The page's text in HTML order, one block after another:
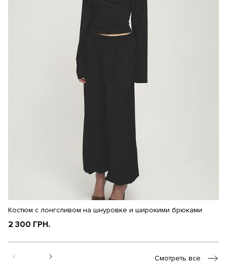
Костюм с лонгсливом на шнуровке и широкими брюками
2 300 ГРН.
Смотреть все